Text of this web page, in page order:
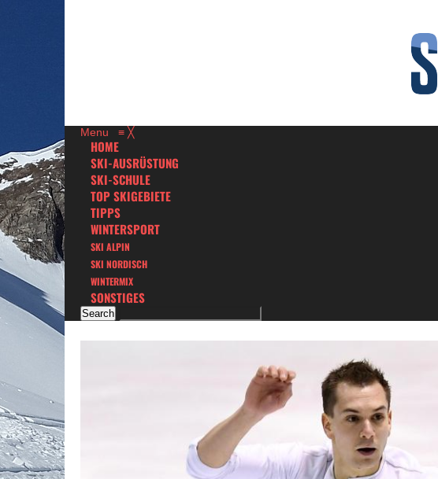
Menu ≡ ╳
HOME
SKI-AUSRÜSTUNG
SKI-SCHULE
TOP SKIGEBIETE
TIPPS
WINTERSPORT
SKI ALPIN
SKI NORDISCH
WINTERMIX
SONSTIGES